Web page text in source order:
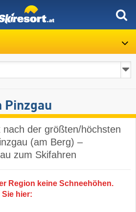
Pinzgau
nach der größten/höchsten
(am Berg) –
zum Skifahren
Region keine Schneehöhen.
hier: